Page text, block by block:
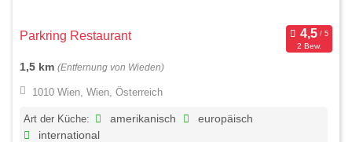
Parkring Restaurant
2 Bew.
1,5 km (Entfernung von Wieden)
1010 Wien, Wien, Österreich
Art der Küche: amerikanisch
europäisch
international